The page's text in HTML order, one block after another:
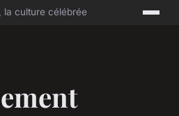
la culture célébrée